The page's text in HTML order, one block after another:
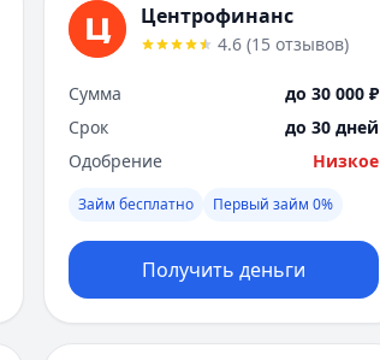
Центрофинанс
4.6 (15 отзывов)
Сумма
до 30 000 ₽
Срок
до 30 дней
Одобрение
Низкое
Займ бесплатно Первый займ 0%
Получить деньги